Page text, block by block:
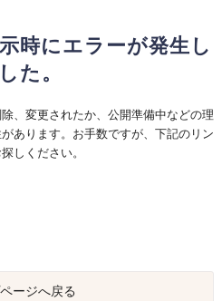
時にエラーが発生し
た。
、変更されたか、公開準備中などの理
あります。お手数ですが、下記のリン
しください。
ージへ戻る